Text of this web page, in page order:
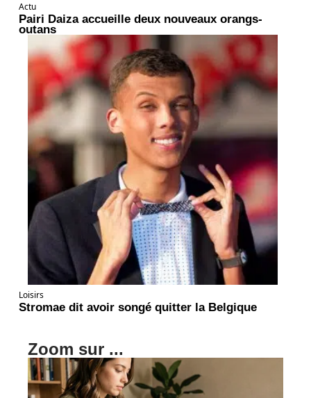
Actu
Pairi Daiza accueille deux nouveaux orangs-
outans
Loisirs
Stromae dit avoir songé quitter la Belgique
Zoom sur ...